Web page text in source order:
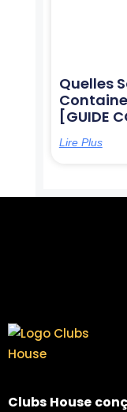
Quelles
[GUIDE
Lire Plus
Clubs House